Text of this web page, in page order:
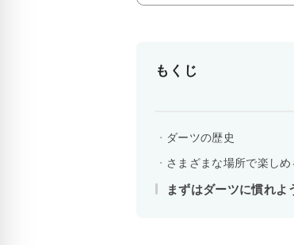
もくじ
ダーツの歴史
さまざまな場所で楽しめ
まずはダーツに慣れよ